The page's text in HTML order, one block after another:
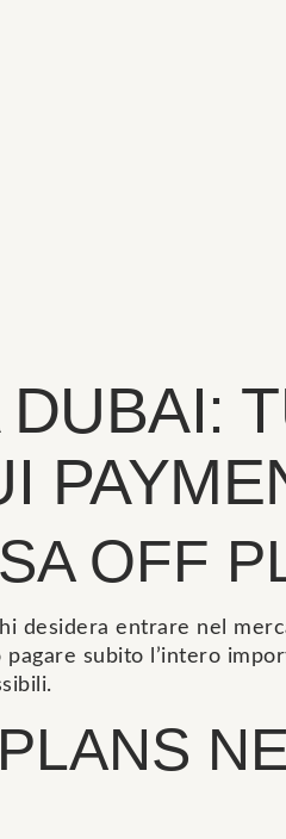
OFF
desidera entrare nel
subito l’intero